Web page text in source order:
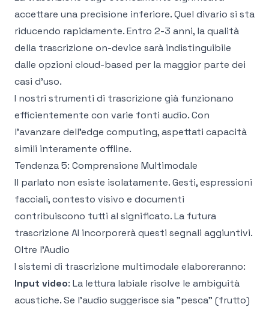
accettare una precisione inferiore. Quel divario si sta
riducendo rapidamente. Entro 2-3 anni, la qualità
della trascrizione on-device sarà indistinguibile
dalle opzioni cloud-based per la maggior parte dei
casi d'uso.
I nostri strumenti di trascrizione già funzionano
efficientemente con varie fonti audio. Con
l'avanzare dell'edge computing, aspettati capacità
simili interamente offline.
Tendenza 5: Comprensione Multimodale
Il parlato non esiste isolatamente. Gesti, espressioni
facciali, contesto visivo e documenti
contribuiscono tutti al significato. La futura
trascrizione AI incorporerà questi segnali aggiuntivi.
Oltre l'Audio
I sistemi di trascrizione multimodale elaboreranno:
Input video: La lettura labiale risolve le ambiguità
acustiche. Se l'audio suggerisce sia "pesca" (frutto)